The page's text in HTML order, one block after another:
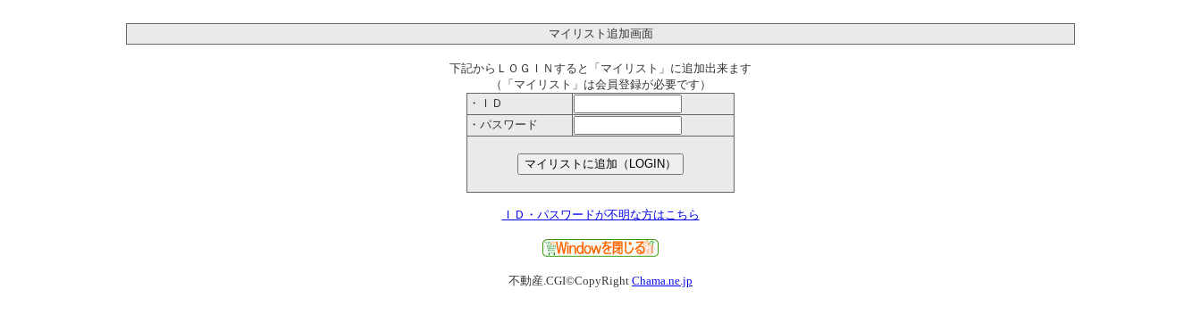
マイリスト追加画面
下記からＬＯＧＩＮすると「マイリスト」に追加出来ます
（「マイリスト」は会員登録が必要です）
・ＩＤ
・パスワード
ＩＤ・パスワードが不明な方はこちら
不動産.CGI©CopyRight Chama.ne.jp